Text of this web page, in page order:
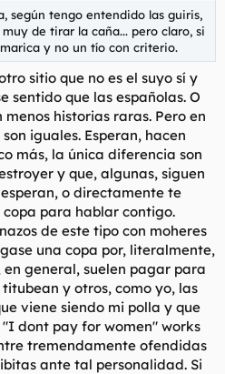
según tengo entendido las guiris,
de tirar la caña... pero claro, si
y no un tío con criterio.
sitio que no es el suyo sí y
sentido que las españolas. O
historias raras. Pero en
son iguales. Esperan, hacen
más, la única diferencia son
y que, algunas, siguen
o directamente te
copa para hablar contigo.
de este tipo con moheres
una copa por, literalmente,
en general, suelen pagar para
y otros, como yo, las
viene siendo mi polla y que
"I dont pay for women" works
tremendamente ofendidas
ante tal personalidad. Si